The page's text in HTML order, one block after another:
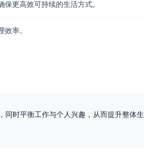
Linear并@owner/截止时间
钟对齐会
自动触发下一步、自动记录邮件打开/点击
更高效可持续的生活方式。
率。
同时平衡工作与个人兴趣，从而提升整体生